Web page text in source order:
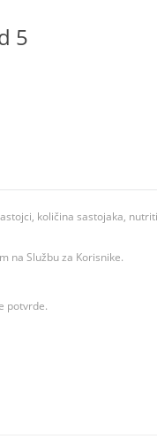
5
količina sastojaka,
na Službu za Korisnike.
potvrde.